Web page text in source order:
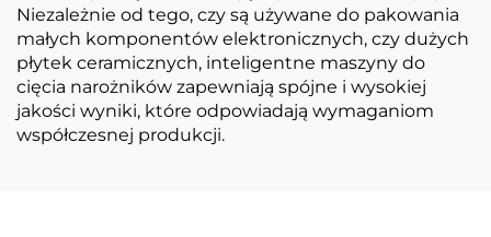
Niezależnie od tego, czy są używane do pakowania
małych komponentów elektronicznych, czy dużych
płytek ceramicznych, inteligentne maszyny do
cięcia narożników zapewniają spójne i wysokiej
jakości wyniki, które odpowiadają wymaganiom
współczesnej produkcji.